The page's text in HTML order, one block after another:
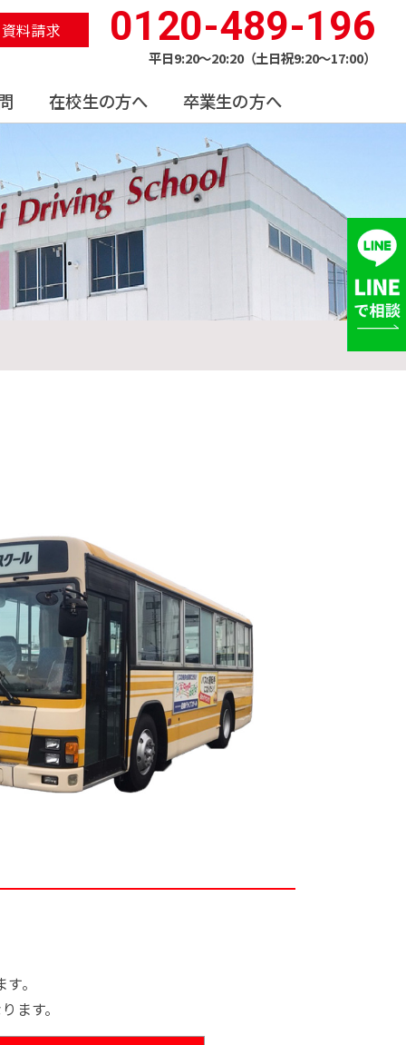
資料請求 0120-489-196
平日9:20〜20:20（土日祝9:20〜17:00）
在校生の方へ 卒業生の方へ
。
ます。